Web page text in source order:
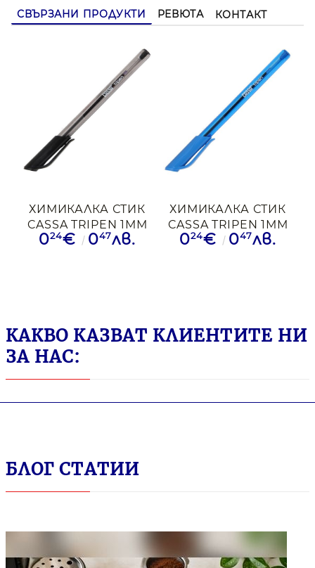
СВЪРЗАНИ ПРОДУКТИ РЕВЮТА КОНТАКТ
ХИМИКАЛКА СТИК
CASSA TRIPEN 1ММ
ЧРН
024€ 047лв.
ХИМИКАЛКА СТИК
CASSA TRIPEN 1ММ
СИН
024€ 047лв.
КАКВО КАЗВАТ КЛИЕНТИТЕ НИ
ЗА НАС:
БЛОГ СТАТИИ